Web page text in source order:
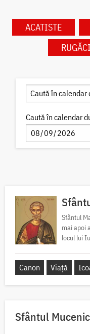
ACATISTE
Caută în calendar
Sfântul
mai apoi
locul lui
Canon Viață
Sfântul